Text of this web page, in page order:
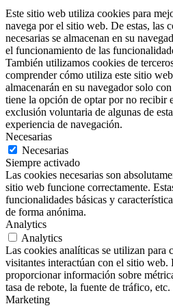
Este sitio web utiliza cookies para
navega por el sitio web. De estas, las
necesarias se almacenan en su
el funcionamiento de las
También utilizamos cookies de
comprender cómo utiliza este sitio
almacenarán en su navegador solo
tiene la opción de optar por no recibir
exclusión voluntaria de algunas de
experiencia de navegación.
Necesarias
Necesarias
Siempre activado
Las cookies necesarias son
sitio web funcione correctamente.
funcionalidades básicas y
de forma anónima.
Analytics
Analytics
Las cookies analíticas se utilizan para
visitantes interactúan con el sitio web.
proporcionar información sobre
tasa de rebote, la fuente de tráfico, etc.
Marketing